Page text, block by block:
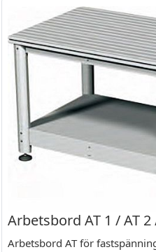
Arbetsbord AT 1 / AT 2
Arbetsbord AT för